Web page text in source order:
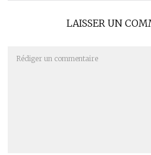
LAISSER UN